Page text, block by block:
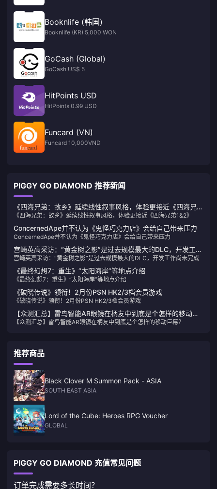
Booknlife (韩国)
Booknlife (KR) 5,000 WON
GoCash (Global)
GoCash US$ 5
HitPoints USD
HitPoints 0.99 USD
Funcard (VN)
Funcard 10,000VND
PIGGY GO DIAMOND 推荐新闻
《四海兄弟：故乡》延续线性叙事风格，体验更接近《四海兄弟
1&2》
《四海兄弟：故乡》延续线性叙事风格，体验更接近《四海兄弟1&2》
ConcernedApe并不认为《鬼怪巧克力店》会给自己带来压力
ConcernedApe并不认为《鬼怪巧克力店》会给自己带来压力
宫崎英高采访：“黄金树之影”是过去规模最大的DLC，开发工作
尚未完成
宫崎英高采访：“黄金树之影”是过去规模最大的DLC，开发工作尚未完成
《最终幻想7：重生》“太阳海岸”等地点介绍
《最终幻想7：重生》“太阳海岸”等地点介绍
《破晓传说》领衔！2月份PSN HK2/3档会员游戏
《破晓传说》领衔！2月份PSN HK2/3档会员游戏
【众测汇总】雷鸟智能AR眼镜在柄友中到底是个怎样的移动巨
幕？
【众测汇总】雷鸟智能AR眼镜在柄友中到底是个怎样的移动巨幕？
推荐商品
Black Clover M Summon Pack - ASIA
SOUTH EAST ASIA
Lord of the Cube: Heroes RPG Voucher
GLOBAL
PIGGY GO DIAMOND 充值常见问题
订单完成需要多长时间？